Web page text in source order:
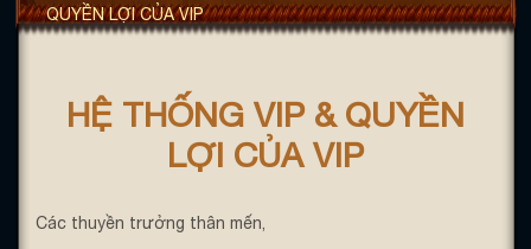
QUYỀN LỢI CỦA VIP
HỆ THỐNG VIP & QUYỀN
LỢI CỦA VIP
Các thuyền trưởng thân mến,